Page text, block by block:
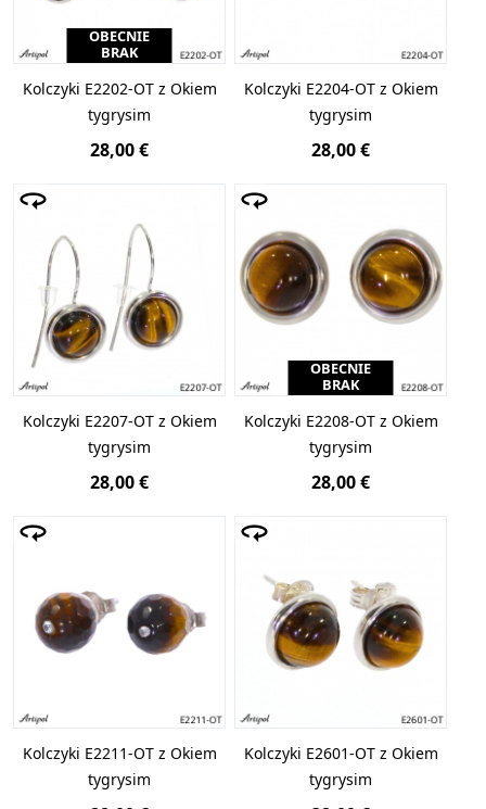
OBECNIE
BRAK
Kolczyki E2202-OT z Okiem
tygrysim
28,00 €
Kolczyki E2204-OT z Okiem
tygrysim
28,00 €
Kolczyki E2207-OT z Okiem
tygrysim
28,00 €
OBECNIE
BRAK
Kolczyki E2208-OT z Okiem
tygrysim
28,00 €
Kolczyki E2211-OT z Okiem
tygrysim
Kolczyki E2601-OT z Okiem
tygrysim